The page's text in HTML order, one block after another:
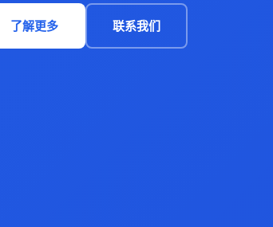
了解更多 联系我们